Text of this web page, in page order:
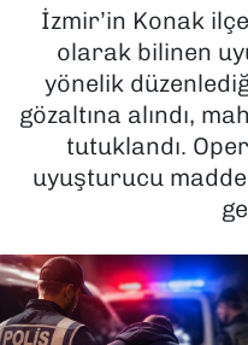
İzmir’in Konak
olarak bilinen
yönelik
gözaltına alındı,
tutuklandı.
uyuşturucu
KÜLTÜR SANAT
MAGAZİN
POLİTİKA
SAĞLIK
SPOR
TEKNOLOJİ
Son Dakika
Haber Arşivi